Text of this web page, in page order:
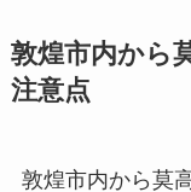
敦煌市内から
注意点
敦煌市内から莫